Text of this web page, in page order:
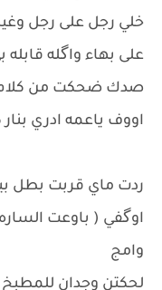
خلي رجل على رجل
على بهاء واگله
صدك ضحكت من كلام
اووف ياعمه ادري بنار
ردت ماي قربت بطل
اوگفي ( باوعت
وامج
لحكتن وجدان للمطبخ